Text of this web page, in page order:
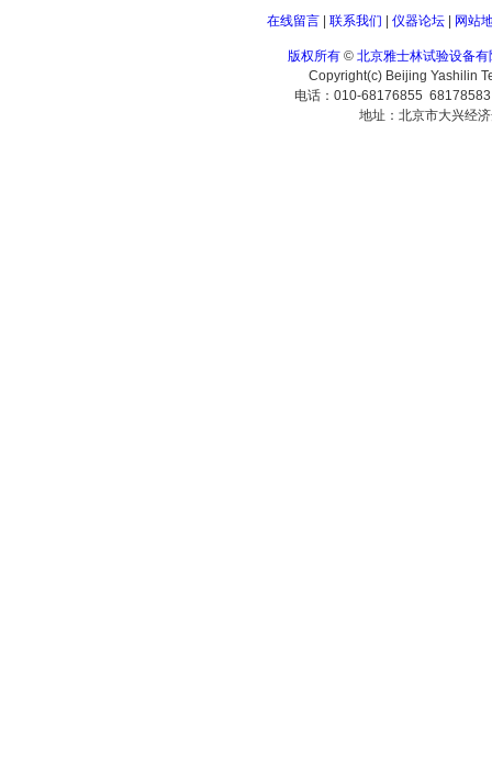
在线留言| 联系我们 仪器论坛| 网站
版权所有 © 北京雅士林试验设备有
Copyright(c) Beijing Yashilin
电话：010-68176855
地址：北京市大兴经